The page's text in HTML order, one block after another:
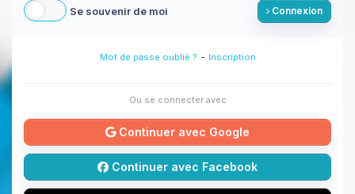
Se souvenir de moi Connexion
Mot de passe oublié ? - Inscription
Ou se connecter avec
Continuer avec Google
Continuer avec Facebook